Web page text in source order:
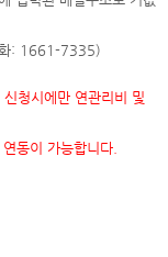
: 1661-7335)
청시에만 연관리비 및
동이 가능합니다.